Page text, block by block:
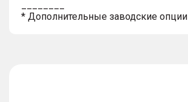
* Дополнительные заводские опции